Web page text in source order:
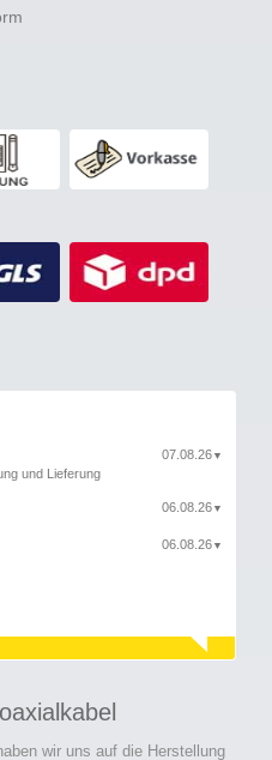
07.08.26 ▼
und Lieferung
06.08.26 ▼
06.08.26 ▼
wir uns auf die Herstellung